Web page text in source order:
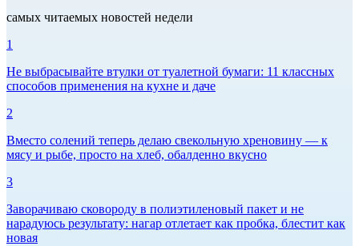
самых читаемых новостей недели
1
Не выбрасывайте втулки от туалетной бумаги: 11 классных
способов применения на кухне и даче
2
Вместо солений теперь делаю свекольную хреновину — к
мясу и рыбе, просто на хлеб, обалденно вкусно
3
Заворачиваю сковороду в полиэтиленовый пакет и не
нарадуюсь результату: нагар отлетает как пробка, блестит как
новая